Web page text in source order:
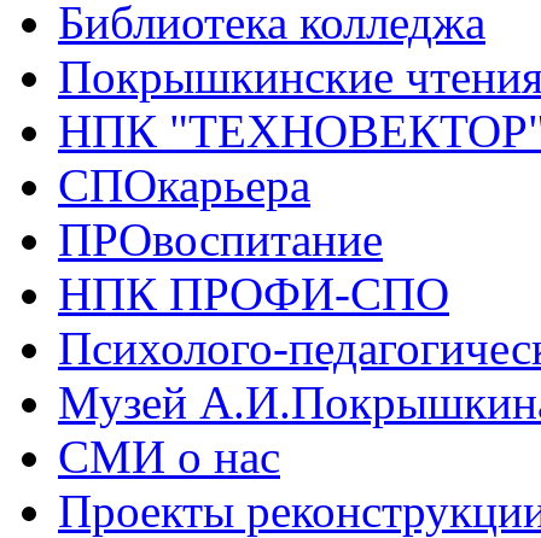
Библиотека колледжа
Покрышкинские
НПК
СПОкарьера
ПРОвоспитание
НПК ПРОФИ-СПО
Психолого-
Музей
СМИ о нас
Проекты